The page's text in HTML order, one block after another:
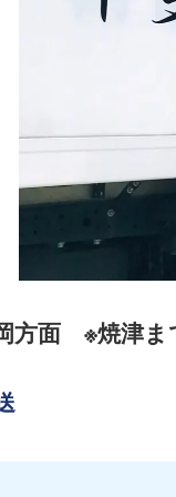
方面 ※焼津ま